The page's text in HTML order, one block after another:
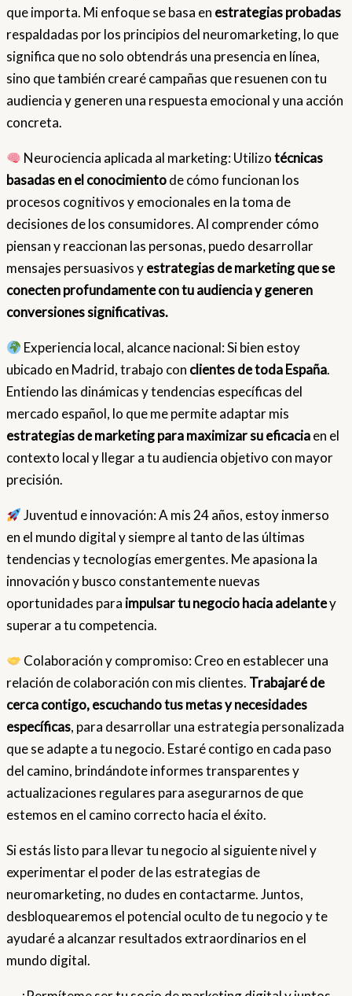
que importa. Mi enfoque se basa en estrategias probadas
respaldadas por los principios del neuromarketing, lo que
significa que no solo obtendrás una presencia en línea,
sino que también crearé campañas que resuenen con tu
audiencia y generen una respuesta emocional y una acción
concreta.
Neurociencia aplicada al marketing: Utilizotécnicas
basadas en el conocimientode cómo funcionan los
procesos cognitivos y emocionales en la toma de
decisiones de los consumidores. Al comprender cómo
piensan y reaccionan las personas, puedo desarrollar
mensajes persuasivos yestrategias de marketing que se
conecten profundamente con tu audiencia y generen
conversiones significativas.
Experiencia local, alcance nacional: Si bien estoy
ubicado en Madrid, trabajo con clientes de toda España.
Entiendo las dinámicas y tendencias específicas del
mercado español, lo que me permite adaptar mis
estrategias de marketing para maximizar su eficaciaen el
contexto local y llegar a tu audiencia objetivo con mayor
precisión.
Juventud e innovación: A mis 24 años, estoy inmerso
en el mundo digital y siempre al tanto de las últimas
tendencias y tecnologías emergentes. Me apasiona la
innovación y busco constantemente nuevas
oportunidades para impulsar tu negocio hacia adelantey
superar a tu competencia.
Colaboración y compromiso: Creo en establecer una
relación de colaboración con mis clientes. Trabajaré de
cerca contigo, escuchando tus metas y necesidades
específicas, para desarrollar una estrategia personalizada
que se adapte a tu negocio. Estaré contigo en cada paso
del camino, brindándote informes transparentes y
actualizaciones regulares para asegurarnos de que
estemos en el camino correcto hacia el éxito.
Si estás listo para llevar tu negocio al siguiente nivel y
experimentar el poder de las estrategias de
neuromarketing, no dudes en contactarme. Juntos,
desbloquearemos el potencial oculto de tu negocio y te
ayudaré a alcanzar resultados extraordinarios en el
mundo digital.